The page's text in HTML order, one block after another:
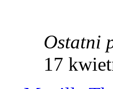
Ostatni
17